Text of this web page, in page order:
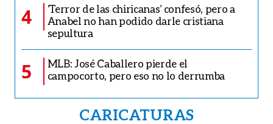
4
‘Terror de las chiricanas’ confesó, pero a
Anabel no han podido darle cristiana
sepultura
5
MLB: José Caballero pierde el
campocorto, pero eso no lo derrumba
CARICATURAS